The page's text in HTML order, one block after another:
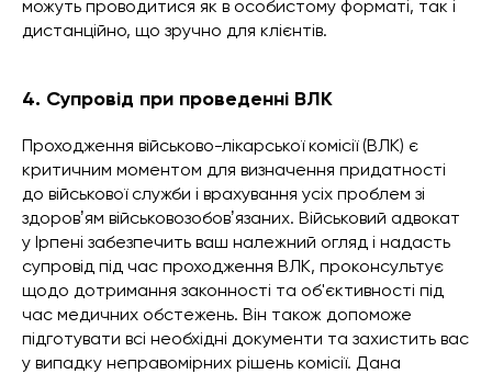
можуть проводитися як в особистому форматі, так і
дистанційно, що зручно для клієнтів.
4. Супровід при проведенні ВЛК
Проходження військово-лікарської комісії (ВЛК) є
критичним моментом для визначення придатності
до військової служби і врахування усіх проблем зі
здоровʼям військовозобовʼязаних. Військовий адвокат
у Ірпені забезпечить ваш належний огляд і надасть
супровід під час проходження ВЛК, проконсультує
щодо дотримання законності та об'єктивності під
час медичних обстежень. Він також допоможе
підготувати всі необхідні документи та захистить вас
у випадку неправомірних рішень комісії. Дана